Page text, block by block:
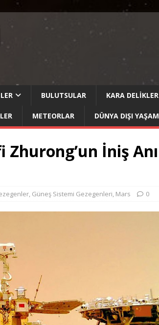
BULUTSULAR KARA DELIKLER
METEORLAR DÜNYA DIŞI YAŞAM
Zhurong’un İniş Anı
, Güneş Sistemi Gezegenleri, Mars 0